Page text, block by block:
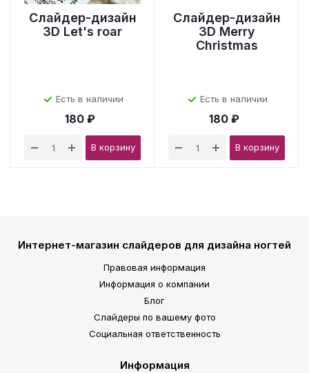
Слайдер-дизайн
3D Let's roar
Есть в наличии
180 ₽
В корзину
Слайдер-дизайн
3D Merry
Christmas
Есть в наличии
180 ₽
В корзину
Интернет-магазин слайдеров для дизайна ногтей
Правовая информация
Информация о компании
Блог
Слайдеры по вашему фото
Социальная ответственность
Информация